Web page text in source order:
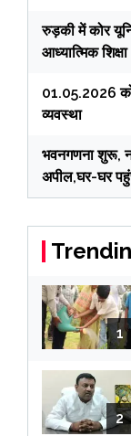
रुड़की में कोर
आध्यात्मिक
01.05.2026 को
व्यवस्था
भवनगणना शुरू,
अपील,घर-घर
1
2